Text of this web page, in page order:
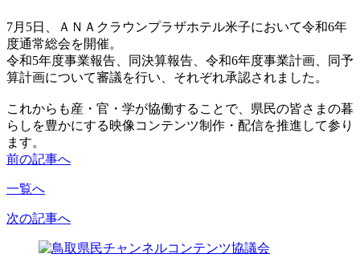
7月5日、ＡＮＡクラウンプラザホテル米子において令和6年
度通常総会を開催。
令和5年度事業報告、同決算報告、令和6年度事業計画、同予
算計画について審議を行い、それぞれ承認されました。
これからも産・官・学が協働することで、県民の皆さまの暮
らしを豊かにする映像コンテンツ制作・配信を推進して参り
ます。
前の記事へ
一覧へ
次の記事へ